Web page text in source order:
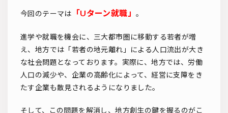
今回のテーマは 「Uターン就職」。
進学や就職を機会に、三大都市圏に移動する若者が増
え、地方では「若者の地元離れ」による人口流出が大き
な社会問題となっております。実際に、地方では、労働
人口の減少や、企業の高齢化によって、経営に支障をき
たす企業も散見されるようになりました。
そして、この問題を解消し、地方創生の鍵を握るのがこ